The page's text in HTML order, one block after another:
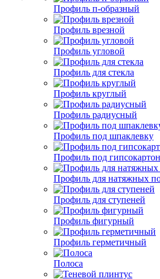
Профиль п-образный
Профиль врезной
Профиль угловой
Профиль для стекла
Профиль круглый
Профиль радиусный
Профиль под шпаклевку
Профиль под гипсокартон
Профиль для натяжных
Профиль для ступеней
Профиль фигурный
Профиль герметичный
Полоса